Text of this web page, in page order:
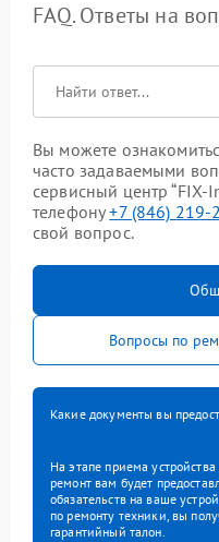
FAQ. Ответы на
Вы можете
часто задаваемыми
сервисный центр
телефону+7 (846) 219-
свой вопрос.
Вопросы по
Какие документы вы
На этапе приема
ремонт вам будет
обязательств на ваше
по ремонту техники, вы
гарантийный талон.